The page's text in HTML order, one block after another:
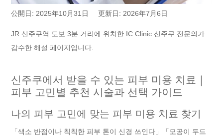
公開日: 2025年10月31日 更新日: 2026年7月6日
JR 신주쿠역 도보 3분 거리에 위치한 IC Clinic 신주쿠 전문의가
감수한 해설 페이지입니다.
신주쿠에서 받을 수 있는 피부 미용 치료｜
피부 고민별 추천 시술과 선택 가이드
나의 피부 고민에 맞는 피부 미용 치료 찾기
「색소 반점이나 칙칙한 피부 톤이 신경 쓰인다」「모공이 두드